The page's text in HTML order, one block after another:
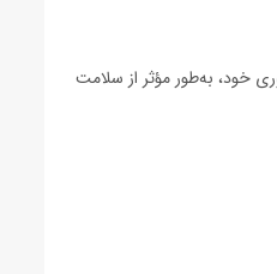
خود، به‌طور مؤثر از سلامت